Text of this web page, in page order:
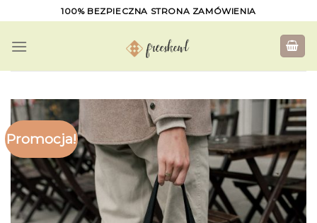
to
content
100% BEZPIECZNA STRONA ZAMÓWIENIA
Promocja!